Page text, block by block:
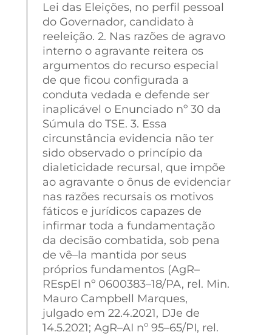
Lei das Eleições, no perfil pessoal
do Governador, candidato à
reeleição. 2. Nas razões de agravo
interno o agravante reitera os
argumentos do recurso especial
de que ficou configurada a
conduta vedada e defende ser
inaplicável o Enunciado nº 30 da
Súmula do TSE. 3. Essa
circunstância evidencia não ter
sido observado o princípio da
dialeticidade recursal, que impõe
ao agravante o ônus de evidenciar
nas razões recursais os motivos
fáticos e jurídicos capazes de
infirmar toda a fundamentação
da decisão combatida, sob pena
de vê–la mantida por seus
próprios fundamentos (AgR–
REspEl nº 0600383–18/PA, rel. Min.
Mauro Campbell Marques,
julgado em 22.4.2021, DJe de
14.5.2021; AgR–AI nº 95–65/PI, rel.